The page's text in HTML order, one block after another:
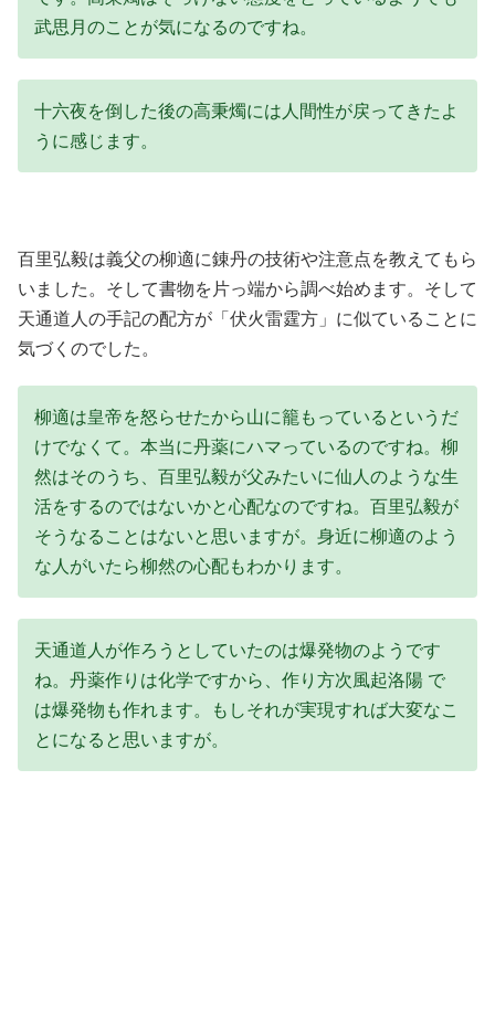
武思月のことが気になるのですね。
十六夜を倒した後の高秉燭には人間性が戻ってきたよ
うに感じます。
百里弘毅は義父の柳適に錬丹の技術や注意点を教えてもら
いました。そして書物を片っ端から調べ始めます。そして
天通道人の手記の配方が「伏火雷霆方」に似ていることに
気づくのでした。
柳適は皇帝を怒らせたから山に籠もっているというだ
けでなくて。本当に丹薬にハマっているのですね。柳
然はそのうち、百里弘毅が父みたいに仙人のような生
活をするのではないかと心配なのですね。百里弘毅が
そうなることはないと思いますが。身近に柳適のよう
な人がいたら柳然の心配もわかります。
天通道人が作ろうとしていたのは爆発物のようです
ね。丹薬作りは化学ですから、作り方次風起洛陽 で
は爆発物も作れます。もしそれが実現すれば大変なこ
とになると思いますが。